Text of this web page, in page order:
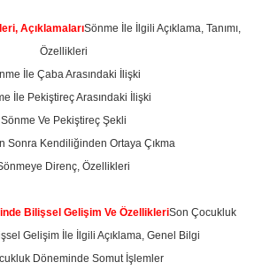
AçıklamalarıSönme İle İlgili Açıklama, Tanımı,
Özellikleri
İle Çaba Arasındaki İlişki
İle Pekiştireç Arasındaki İlişki
Sönme Ve Pekiştireç Şekli
Sonra Kendiliğinden Ortaya Çıkma
Direnç, Özellikleri
Bilişsel Gelişim Ve ÖzellikleriSon Çocukluk
Gelişim İle İlgili Açıklama, Genel Bilgi
Döneminde Somut İşlemler